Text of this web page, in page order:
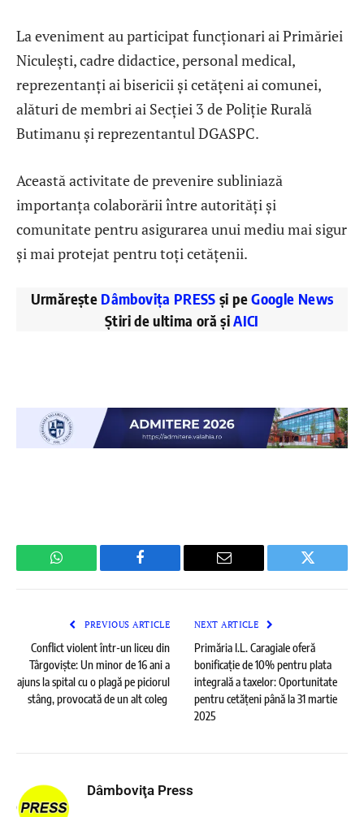
La eveniment au participat funcționari ai Primăriei
Niculești, cadre didactice, personal medical,
reprezentanți ai bisericii și cetățeni ai comunei,
alături de membri ai Secției 3 de Poliție Rurală
Butimanu și reprezentantul DGASPC.
Această activitate de prevenire subliniază
importanța colaborării între autorități și
comunitate pentru asigurarea unui mediu mai sigur
și mai protejat pentru toți cetățenii.
Urmărește Dâmbovița PRESS și peGoogle News
Știri de ultima oră șiAICI
WhatsApp Facebook Email Twitter
PREVIOUS ARTICLE
Conflict violent într-un liceu din
Târgoviște: Un minor de 16 ani a
ajuns la spital cu o plagă pe piciorul
stâng, provocată de un alt coleg
NEXT ARTICLE
Primăria I.L. Caragiale oferă
bonificație de 10% pentru plata
integrală a taxelor: Oportunitate
pentru cetățeni până la 31 martie
2025
Dâmboviţa Press